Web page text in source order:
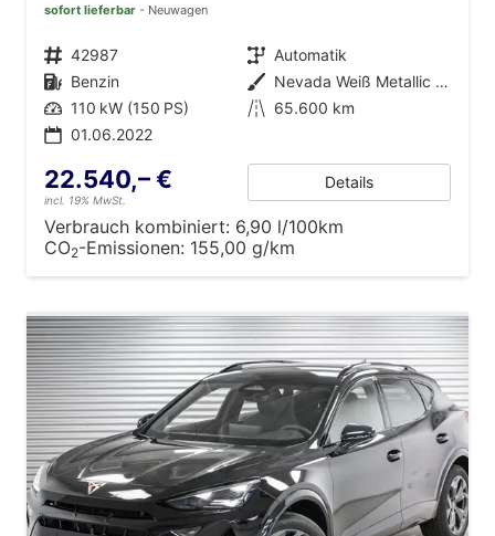
sofort lieferbar Neuwagen
Fahrzeugnr. 42987 Getriebe Automatik
Kraftstoff Benzin Außenfarbe
Nevada Weiß Metallic (2Y)
Leistung 110 kW (150 PS) Kilometerstand 65.600 km
01.06.2022
22.540,– €
incl. 19% MwSt.
Details
Verbrauch kombiniert: 6,90 l/100km
CO2-Emissionen: 155,00 g/km